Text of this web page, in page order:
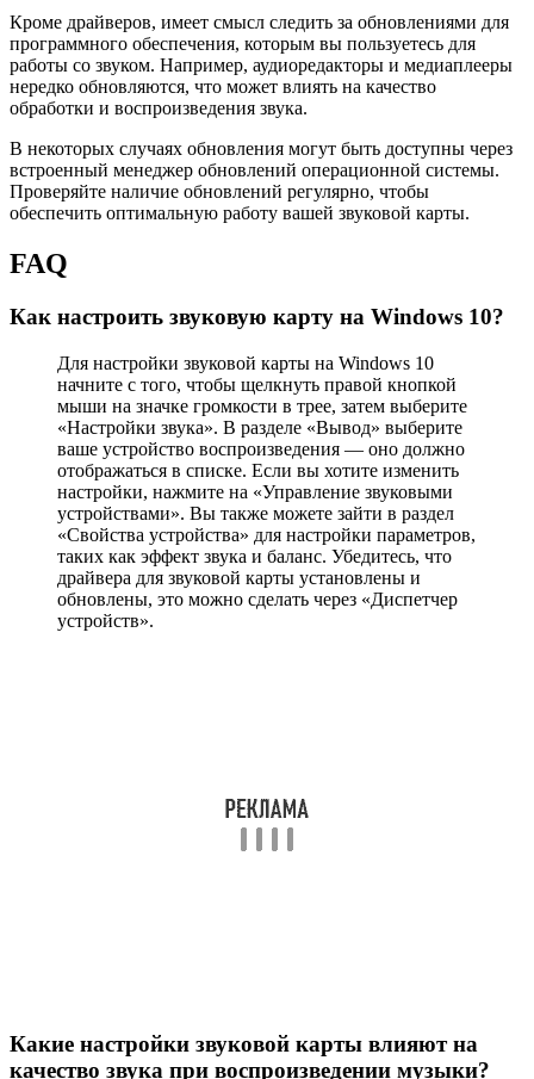
Кроме драйверов, имеет смысл следить за обновлениями для
программного обеспечения, которым вы пользуетесь для
работы со звуком. Например, аудиоредакторы и медиаплееры
нередко обновляются, что может влиять на качество
обработки и воспроизведения звука.
В некоторых случаях обновления могут быть доступны через
встроенный менеджер обновлений операционной системы.
Проверяйте наличие обновлений регулярно, чтобы
обеспечить оптимальную работу вашей звуковой карты.
FAQ
Как настроить звуковую карту на Windows 10?
Для настройки звуковой карты на Windows 10
начните с того, чтобы щелкнуть правой кнопкой
мыши на значке громкости в трее, затем выберите
«Настройки звука». В разделе «Вывод» выберите
ваше устройство воспроизведения — оно должно
отображаться в списке. Если вы хотите изменить
настройки, нажмите на «Управление звуковыми
устройствами». Вы также можете зайти в раздел
«Свойства устройства» для настройки параметров,
таких как эффект звука и баланс. Убедитесь, что
драйвера для звуковой карты установлены и
обновлены, это можно сделать через «Диспетчер
устройств».
Какие настройки звуковой карты влияют на
качество звука при воспроизведении музыки?